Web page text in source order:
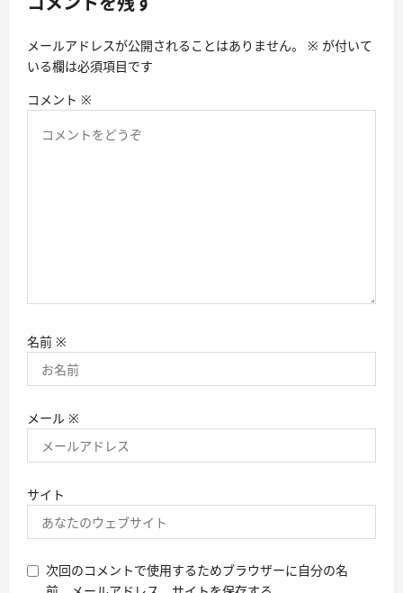
ン
メールアドレスが公開されることはありません。 ※ が付いて
いる欄は必須項目です
コメント ※
名前 ※
メール ※
サイト
次回のコメントで使用するためブラウザーに自分の名